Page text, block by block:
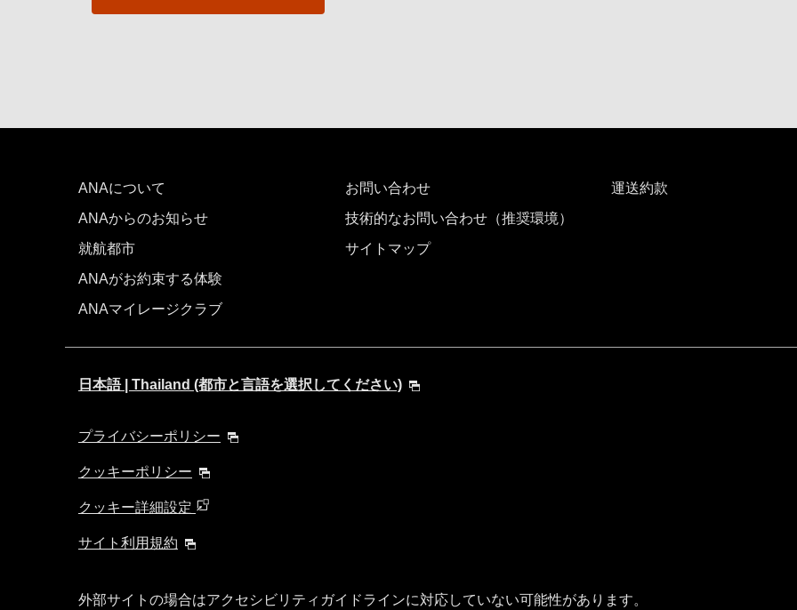
ANAについて
ANAからのお知らせ
就航都市
ANAがお約束する体験
ANAマイレージクラブ
お問い合わせ
技術的なお問い合わせ（推奨環境）
サイトマップ
運送約款
日本語 | Thailand (都市と言語を選択してください)
プライバシーポリシー
クッキーポリシー
クッキー詳細設定
サイト利用規約
外部サイトの場合はアクセシビリティガイドラインに対応していない可能性があります。